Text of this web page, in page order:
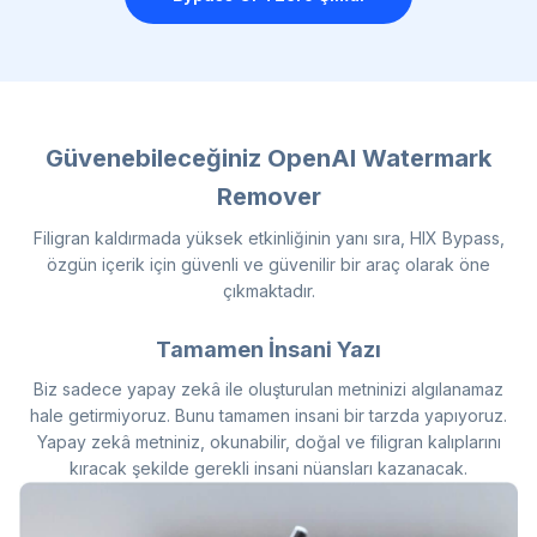
Güvenebileceğiniz OpenAI Watermark
Remover
Filigran kaldırmada yüksek etkinliğinin yanı sıra, HIX Bypass,
özgün içerik için güvenli ve güvenilir bir araç olarak öne
çıkmaktadır.
Tamamen İnsani Yazı
Biz sadece yapay zekâ ile oluşturulan metninizi algılanamaz
hale getirmiyoruz. Bunu tamamen insani bir tarzda yapıyoruz.
Yapay zekâ metniniz, okunabilir, doğal ve filigran kalıplarını
kıracak şekilde gerekli insani nüansları kazanacak.